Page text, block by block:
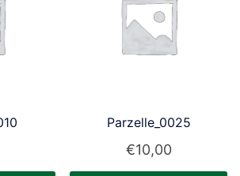
Parzelle_0025
€10,00